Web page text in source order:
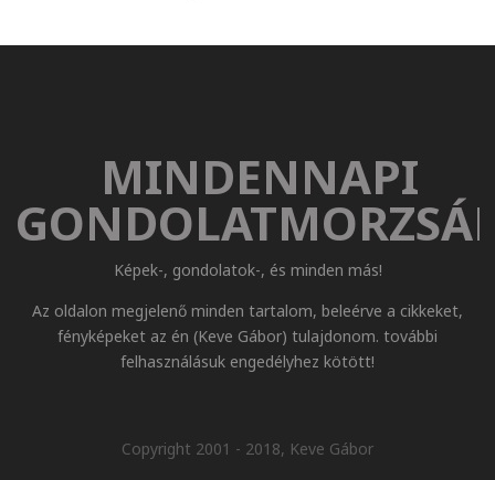
MINDENNAPI
Képek-, gondolatok-, és minden más!
Az oldalon megjelenő minden tartalom, beleérve a cikkeket,
fényképeket az én (Keve Gábor) tulajdonom. további
felhasználásuk engedélyhez kötött!
Copyright 2001 - 2018, Keve Gábor